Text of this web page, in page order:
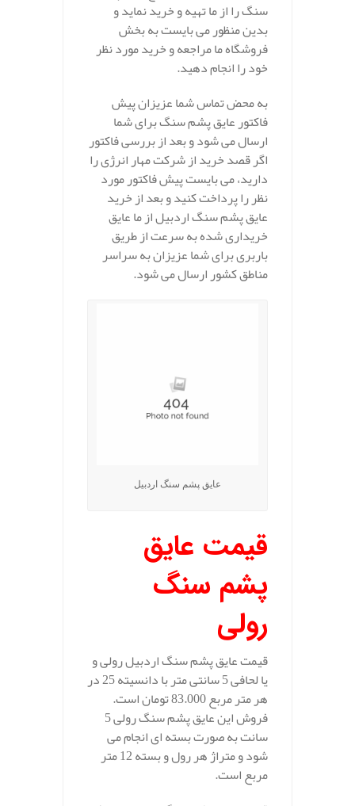
سنگ را از ما تهیه و خرید نماید و
بدین منظور می بایست به بخش
فروشگاه ما مراجعه و خرید مورد نظر
خود را انجام دهید.
به محض تماس شما عزیزان پیش
فاکتور عایق پشم سنگ برای شما
ارسال می شود و بعد از بررسی فاکتور
اگر قصد خرید از شرکت مهار انرژی را
دارید، می بایست پیش فاکتور مورد
نظر را پرداخت کنید و بعد از خرید
عایق پشم سنگ اردبیل از ما عایق
خریداری شده به سرعت از طریق
باربری برای شما عزیزان به سراسر
مناطق کشور ارسال می شود.
عایق پشم سنگ اردبیل
قیمت عایق
پشم سنگ
رولی
قیمت عایق پشم سنگ اردبیل رولی و
یا لحافی 5 سانتی متر با دانسیته 25 در
هر متر مربع 83.000 تومان است.
فروش این عایق پشم سنگ رولی 5
سانت به صورت بسته ای انجام می
شود و متراژ هر رول و بسته 12 متر
مربع است.